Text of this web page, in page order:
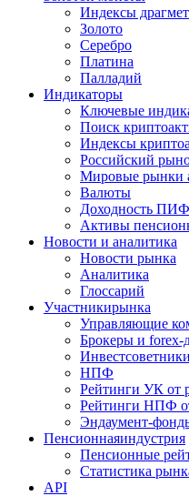
Индексы
Золото
Серебро
Платина
Палладий
Индикаторы
Ключевые
Поиск
Индексы
Российский
Мировые рынки
Валюты
Доходность ПИФ
Активы
Новости и аналитика
Новости рынка
Аналитика
Глоссарий
Участникирынка
Управляющие
Брокеры и forex-
Инвестсоветники
НПФ
Рейтинги УК от
Рейтинги НПФ
Эндаумент-
Пенсионнаяиндустрия
Пенсионные
Статистика
API